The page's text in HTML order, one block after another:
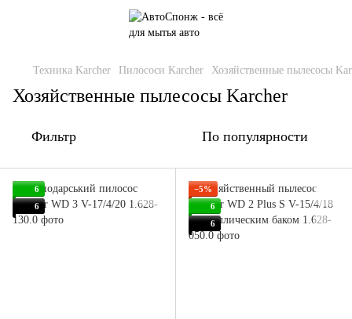
Техника Karcher Пилососи Karcher Хозяйственные пылесосы
Хозяйственные пылесосы Karcher
Фильтр По популярности
6
6
−5%
6
6